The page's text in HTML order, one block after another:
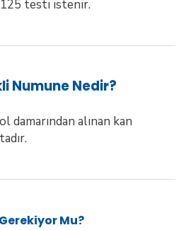
125 testi istenir.
Numune Nedir?
alınan kan
Mu?